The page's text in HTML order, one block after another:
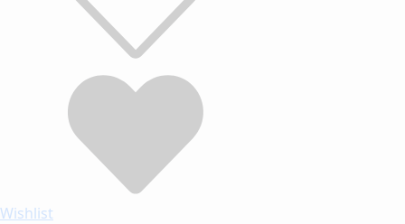
Wishlist